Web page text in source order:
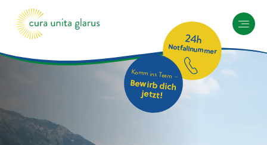
Komm ins Team –
Bewirb dich
jetzt!
24h
Notfallnummer